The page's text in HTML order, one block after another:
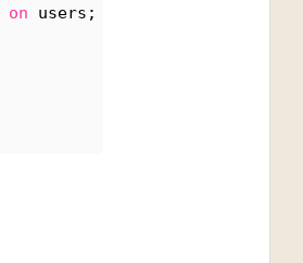
on users;